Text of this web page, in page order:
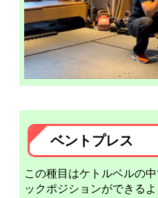
ベントプレス
この種目はケトルベルの
ックポジションができる